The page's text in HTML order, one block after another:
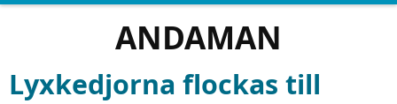
ANDAMAN
Lyxkedjorna flockas till